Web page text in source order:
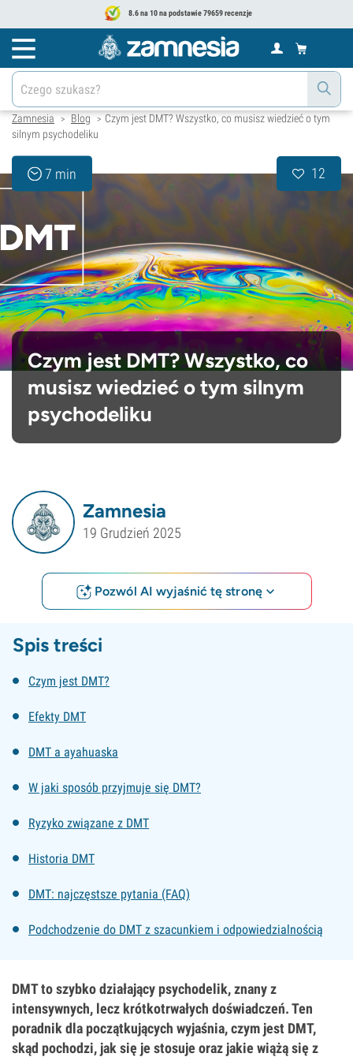
8.6 na 10 na podstawie 79659 recenzje
Zamnesia > Blog > Czym jest DMT? Wszystko, co musisz wiedzieć o tym
silnym psychodeliku
7 min 12
Czym jest DMT? Wszystko, co
musisz wiedzieć o tym silnym
psychodeliku
Zamnesia
19 Grudzień 2025
Pozwól AI wyjaśnić tę stronę
Spis treści
Czym jest DMT?
Efekty DMT
DMT a ayahuaska
W jaki sposób przyjmuje się DMT?
Ryzyko związane z DMT
Historia DMT
DMT: najczęstsze pytania (FAQ)
Podchodzenie do DMT z szacunkiem i odpowiedzialnością
DMT to szybko działający psychodelik, znany z
intensywnych, lecz krótkotrwałych doświadczeń. Ten
poradnik dla początkujących wyjaśnia, czym jest DMT,
skąd pochodzi, jak się je stosuje oraz jakie wiążą się z